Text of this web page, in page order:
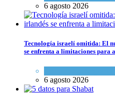
6 agosto 2026
Tecnología israelí omitida: El
se enfrenta a limitaciones para
6 agosto 2026